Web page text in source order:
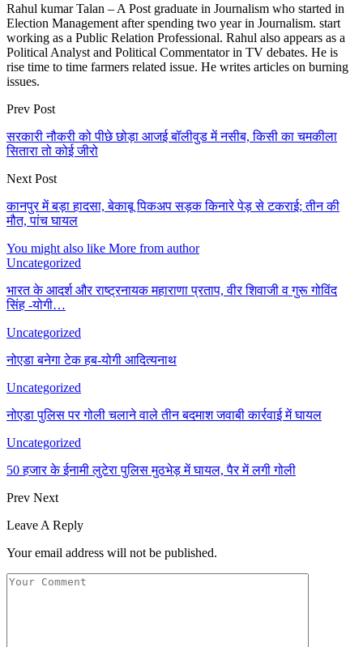
Rahul kumar Talan – A Post graduate in Journalism who started in
Election Management after spending two year in Journalism. start
working as a Public Relation Professional. Rahul also appears as a
Political Analyst and Political Commentator in TV debates. He is
rise time to time farmers related issue. He writes articles on burning
issues.
Prev Post
सरकारी नौकरी को पीछे छोड़ा आजई बॉलीवुड में नसीब, किसी का चमकीला
सितारा तो कोई जीरो
Next Post
कानपुर में बड़ा हादसा, बेकाबू पिकअप सड़क किनारे पेड़ से टकराई; तीन की
मौत, पांच घायल
You might also like More from author
Uncategorized
भारत के आदर्श और राष्ट्रनायक महाराणा प्रताप, वीर शिवाजी व गुरू गोविंद
सिंह -योगी…
Uncategorized
नोएडा बनेगा टेक हब-योगी आदित्यनाथ
Uncategorized
नोएडा पुलिस पर गोली चलाने वाले तीन बदमाश जवाबी कार्रवाई में घायल
Uncategorized
50 हजार के ईनामी लुटेरा पुलिस मुठभेड़ में घायल, पैर में लगी गोली
Prev Next
Leave A Reply
Your email address will not be published.